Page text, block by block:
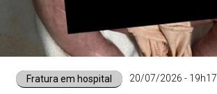
Fratura em hospital 20/07/2026 - 19h17